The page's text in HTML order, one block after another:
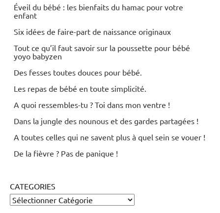
Éveil du bébé : les bienfaits du hamac pour votre
enfant
Six idées de faire-part de naissance originaux
Tout ce qu’il faut savoir sur la poussette pour bébé
yoyo babyzen
Des fesses toutes douces pour bébé.
Les repas de bébé en toute simplicité.
A quoi ressembles-tu ? Toi dans mon ventre !
Dans la jungle des nounous et des gardes partagées !
A toutes celles qui ne savent plus à quel sein se vouer !
De la fièvre ? Pas de panique !
CATEGORIES